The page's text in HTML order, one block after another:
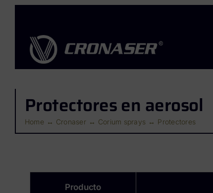
Saltar
contenido
Protectores en aerosol
Home Cronaser Corium sprays Protectores
Producto